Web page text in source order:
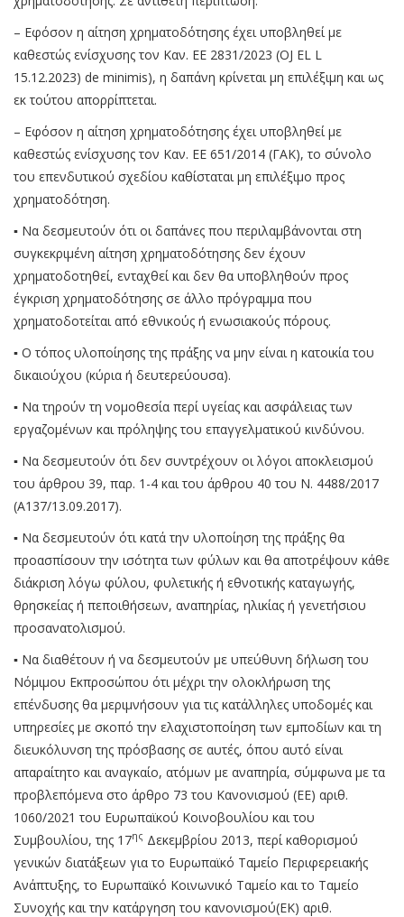
– Εφόσον η αίτηση χρηματοδότησης έχει υποβληθεί με
καθεστώς ενίσχυσης τον Καν. ΕΕ 2831/2023 (OJ EL L
15.12.2023) de minimis), η δαπάνη κρίνεται μη επιλέξιμη και ως
εκ τούτου απορρίπτεται.
– Εφόσον η αίτηση χρηματοδότησης έχει υποβληθεί με
καθεστώς ενίσχυσης τον Καν. ΕΕ 651/2014 (ΓΑΚ), το σύνολο
του επενδυτικού σχεδίου καθίσταται μη επιλέξιμο προς
χρηματοδότηση.
▪ Να δεσμευτούν ότι οι δαπάνες που περιλαμβάνονται στη
συγκεκριμένη αίτηση χρηματοδότησης δεν έχουν
χρηματοδοτηθεί, ενταχθεί και δεν θα υποβληθούν προς
έγκριση χρηματοδότησης σε άλλο πρόγραμμα που
χρηματοδοτείται από εθνικούς ή ενωσιακούς πόρους.
▪ Ο τόπος υλοποίησης της πράξης να μην είναι η κατοικία του
δικαιούχου (κύρια ή δευτερεύουσα).
▪ Να τηρούν τη νομοθεσία περί υγείας και ασφάλειας των
εργαζομένων και πρόληψης του επαγγελματικού κινδύνου.
▪ Να δεσμευτούν ότι δεν συντρέχουν οι λόγοι αποκλεισμού
του άρθρου 39, παρ. 1-4 και του άρθρου 40 του Ν. 4488/2017
(Α137/13.09.2017).
▪ Να δεσμευτούν ότι κατά την υλοποίηση της πράξης θα
προασπίσουν την ισότητα των φύλων και θα αποτρέψουν κάθε
διάκριση λόγω φύλου, φυλετικής ή εθνοτικής καταγωγής,
θρησκείας ή πεποιθήσεων, αναπηρίας, ηλικίας ή γενετήσιου
προσανατολισμού.
▪ Να διαθέτουν ή να δεσμευτούν με υπεύθυνη δήλωση του
Νόμιμου Εκπροσώπου ότι μέχρι την ολοκλήρωση της
επένδυσης θα μεριμνήσουν για τις κατάλληλες υποδομές και
υπηρεσίες με σκοπό την ελαχιστοποίηση των εμποδίων και τη
διευκόλυνση της πρόσβασης σε αυτές, όπου αυτό είναι
απαραίτητο και αναγκαίο, ατόμων με αναπηρία, σύμφωνα με τα
προβλεπόμενα στο άρθρο 73 του Κανονισμού (ΕΕ) αριθ.
1060/2021 του Ευρωπαϊκού Κοινοβουλίου και του
Συμβουλίου, της 17ης Δεκεμβρίου 2013, περί καθορισμού
γενικών διατάξεων για το Ευρωπαϊκό Ταμείο Περιφερειακής
Ανάπτυξης, το Ευρωπαϊκό Κοινωνικό Ταμείο και το Ταμείο
Συνοχής και την κατάργηση του κανονισμού(ΕΚ) αριθ.